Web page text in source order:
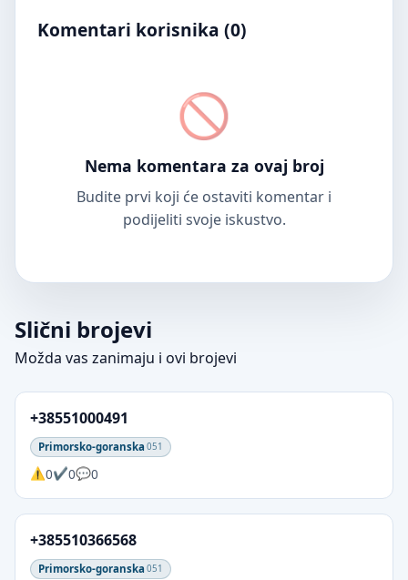
Komentari korisnika (0)
Nema komentara za ovaj broj
Budite prvi koji će ostaviti komentar i
podijeliti svoje iskustvo.
Slični brojevi
Možda vas zanimaju i ovi brojevi
+38551000491
Primorsko-goranska 051
0 0 0
+385510366568
Primorsko-goranska 051